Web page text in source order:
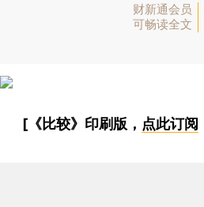
财新通会员
可畅读全文
[《比较》印刷版， 点此订阅